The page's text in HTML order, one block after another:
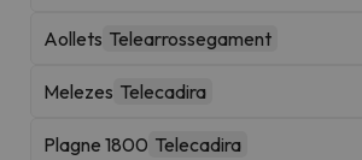
Aollets Telearrossegament
Melezes Telecadira
Plagne 1800 Telecadira